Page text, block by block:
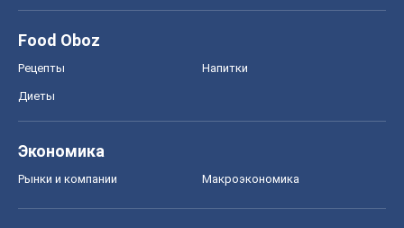
Food Oboz
Рецепты Напитки
Диеты
Экономика
Рынки и компании Mакроэкономика